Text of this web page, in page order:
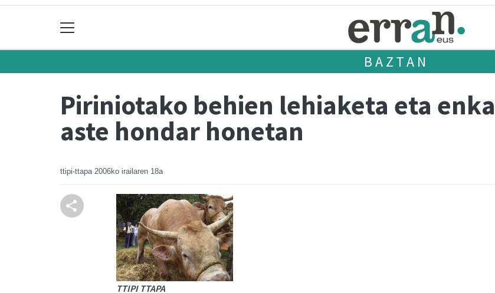
BAZTAN
Piriniotako behien lehiaketa eta
aste hondar honetan
ttipi-ttapa 2006ko irailaren 18a
TTIPI TTAPA